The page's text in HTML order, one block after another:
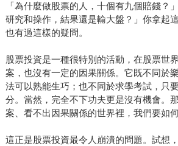
「為什麼做股票的人，十個有九個賠錢？
研究和操作，結果還是輸大盤？」你拿起
也有過這樣的疑問。
股票投資是一種很特別的活動，在股票世
案，也沒有一定的因果關係。它既不同於
法可以熟能生巧；也不同於求學考試，只
分。當然，完全不下功夫更是沒有機會。
案、看不出因果關係的世界裡，我們要如
這正是股票投資最令人崩潰的問題。試想